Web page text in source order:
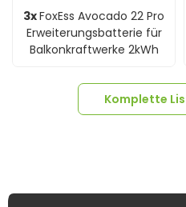
3xFoxEss Avocado 22 Pro
Erweiterungsbatterie für
Balkonkraftwerke 2kWh
Komplette